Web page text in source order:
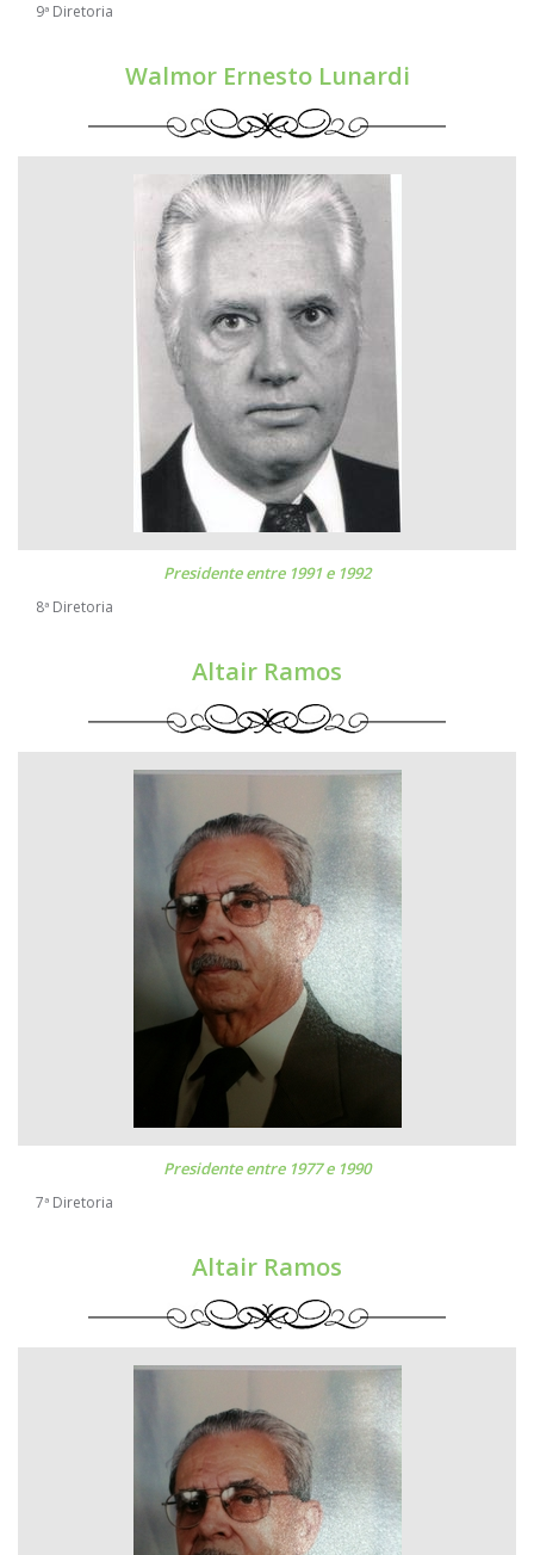
9ª Diretoria
Walmor Ernesto Lunardi
Presidente entre 1991 e 1992
8ª Diretoria
Altair Ramos
Presidente entre 1977 e 1990
7ª Diretoria
Altair Ramos